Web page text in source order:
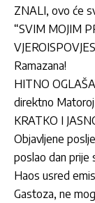
ZNALI, ovo će
“SVIM MOJIM
Ramazana!
HITNO
direktno
KRATKO I
Objavljene
poslao dan prije
Haos usred
Gastoza, ne